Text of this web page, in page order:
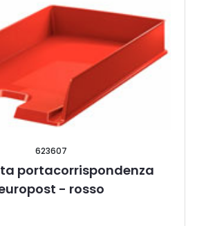
623607
portacorrispondenza
- rosso